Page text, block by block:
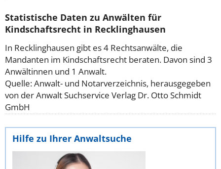
Statistische Daten zu Anwälten für
Kindschaftsrecht in Recklinghausen
In Recklinghausen gibt es 4 Rechtsanwälte, die
Mandanten im Kindschaftsrecht beraten. Davon sind 3
Anwältinnen und 1 Anwalt.
Quelle: Anwalt- und Notarverzeichnis, herausgegeben
von der Anwalt Suchservice Verlag Dr. Otto Schmidt
GmbH
Hilfe zu Ihrer Anwaltsuche